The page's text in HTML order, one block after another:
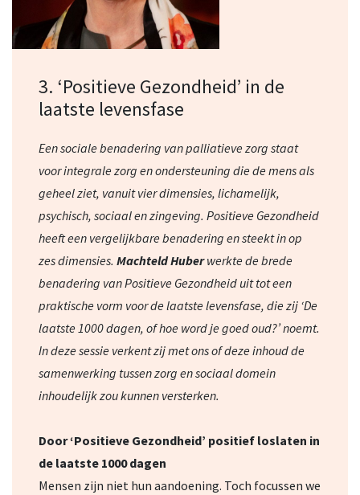
3. ‘Positieve Gezondheid’ in de
laatste levensfase
Een sociale benadering van palliatieve zorg staat
voor integrale zorg en ondersteuning die de mens als
geheel ziet, vanuit vier dimensies, lichamelijk,
psychisch, sociaal en zingeving. Positieve Gezondheid
heeft een vergelijkbare benadering en steekt in op
zes dimensies.Machteld Huberwerkte de brede
benadering van Positieve Gezondheid uit tot een
praktische vorm voor de laatste levensfase, die zij ‘De
laatste 1000 dagen, of hoe word je goed oud?’ noemt.
In deze sessie verkent zij met ons of deze inhoud de
samenwerking tussen zorg en sociaal domein
inhoudelijk zou kunnen versterken.
Door ‘Positieve Gezondheid’ positief loslaten in
de laatste 1000 dagen
Mensen zijn niet hun aandoening. Toch focussen we